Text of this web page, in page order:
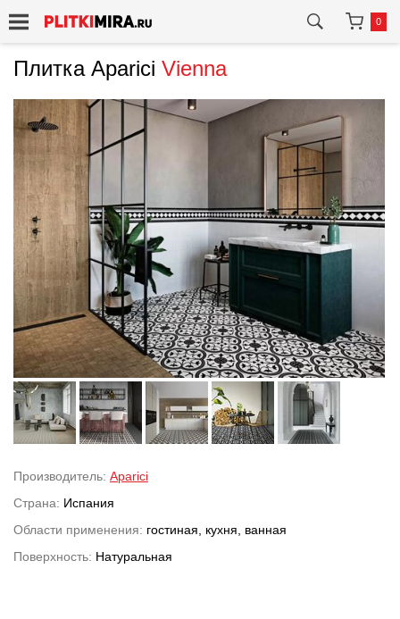
0
Плитка Aparici Vienna
Производитель: Aparici
Страна: Испания
Области применения: гостиная, кухня, ванная
Поверхность: Натуральная